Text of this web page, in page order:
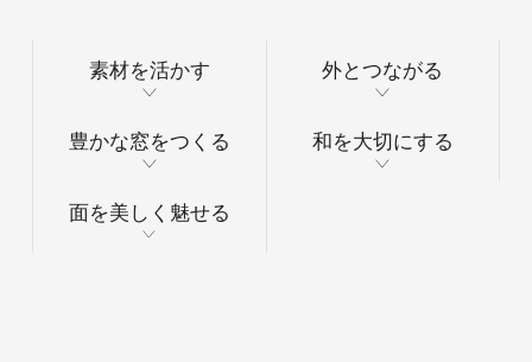
素材を活かす 外とつながる
豊かな窓をつくる 和を大切にする
面を美しく魅せる